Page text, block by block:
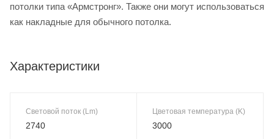
потолки типа «Армстронг». Также они могут использоваться
как накладные для обычного потолка.
Характеристики
Световой поток (Lm)
2740
Цветовая температура (K)
3000